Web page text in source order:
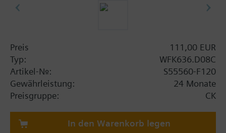
Verbrauchswerte können am Zähler selber oder aus
C-Mode oder OMS-Kommunikation erhältlich.
Für eine sichere Datenübertragung stehen
elektronischen Einstrahl-Flügelradwasserzähler mit
einer AES-128 verschlüsselter Datenübertragung
nach OMS-Verschlüsselungsmode 5 zur Verfügung.
Die Wasserzähler weisen folgende metrologische
Klassen auf:
Preis
111,00 EUR
Typ:
WFK636.D08C
Artikel-Nr.:
S55560-F120
Gewährleistung:
24 Monate
Preisgruppe:
CK
In den Warenkorb legen